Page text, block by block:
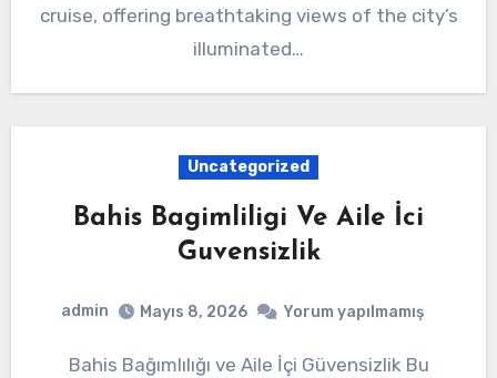
cruise, offering breathtaking views of the city’s
illuminated…
Uncategorized
Bahis Bagimliligi Ve Aile İci
Guvensizlik
admin Mayıs 8, 2026 Yorum yapılmamış
Bahis Bağımlılığı ve Aile İçi Güvensizlik Bu